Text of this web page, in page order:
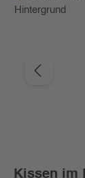
Kissen im